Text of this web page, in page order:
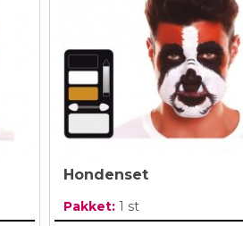
Hondenset
Pakket: 1 st